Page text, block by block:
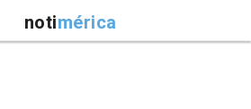
notimérica